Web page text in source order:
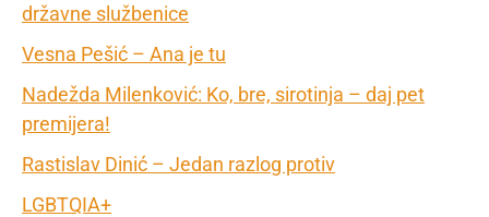
državne službenice
Vesna Pešić – Ana je tu
Nadežda Milenković: Ko, bre, sirotinja – daj pet
premijera!
Rastislav Dinić – Jedan razlog protiv
LGBTQIA+